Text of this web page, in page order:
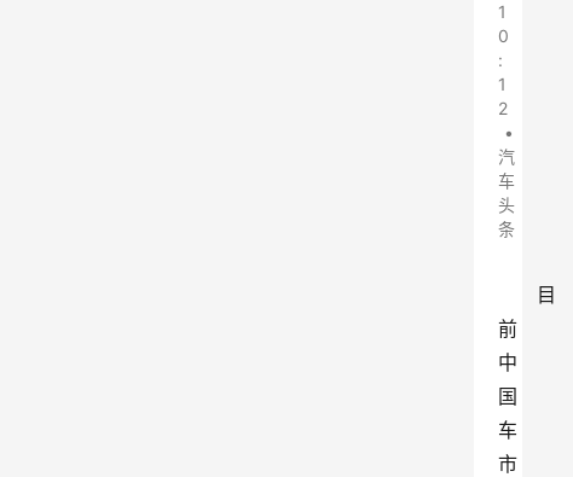
1
0
:
1
2
•
汽
车
头
条
目
前
中
国
车
市